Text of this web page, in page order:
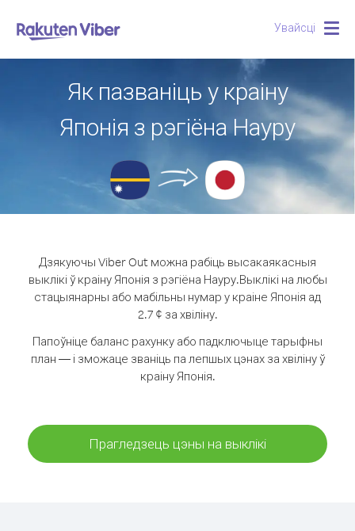
Увайсці
Як пазваніць у краіну
Японія з рэгіёна Науру
Дзякуючы Viber Out можна рабіць высакаякасныя
выклікі ў краіну Японія з рэгіёна Науру.Выклікі на любы
стацыянарны або мабільны нумар у краіне Японія ад
2.7 ¢ за хвіліну.
Папоўніце баланс рахунку або падключыце тарыфны
план — і зможаце званіць па лепшых цэнах за хвіліну ў
краіну Японія.
Прагледзець цэны на выклікі